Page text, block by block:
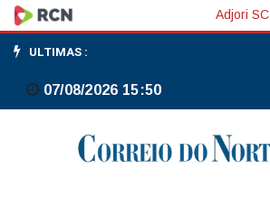
Reforços
marcam
e
Bragantino
vence
Adjori SC
ULTIMAS :
07/08/2026 15:50